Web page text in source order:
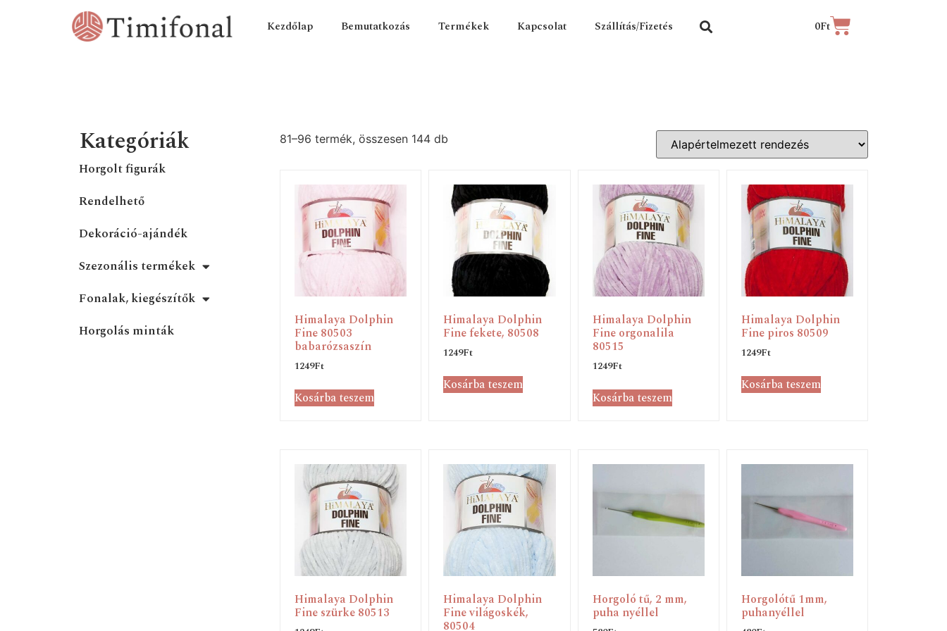
Kezdőlap Bemutatkozás Termékek Kapcsolat Szállítás/Fizetés 0Ft
Kategóriák
Horgolt figurák
Rendelhető
Dekoráció-ajándék
Szezonális termékek
Fonalak, kiegészítők
Horgolás minták
81–96 termék, összesen 144 db
Himalaya Dolphin
Fine 80503
babarózsaszín
1249Ft
Kosárba teszem
Himalaya Dolphin
Fine fekete, 80508
1249Ft
Kosárba teszem
Himalaya Dolphin
Fine orgonalila
80515
1249Ft
Kosárba teszem
Himalaya Dolphin
Fine piros 80509
1249Ft
Kosárba teszem
Himalaya Dolphin
Fine szürke 80513
Himalaya Dolphin
Fine világoskék,
80504
Horgoló tű, 2 mm,
puha nyéllel
Horgolótű 1mm,
puhanyéllel